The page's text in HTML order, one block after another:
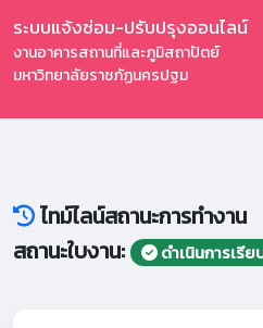
ระบบแจ้งซ่อม-ปรับปรุงออนไลน์
งานอาคารสถานที่และภูมิสถาปัตย์
มหาวิทยาลัยราชภัฏนครปฐม
ไทม์ไลน์สถานะการทำงาน
สถานะใบงาน:
ดำเนินการเรี